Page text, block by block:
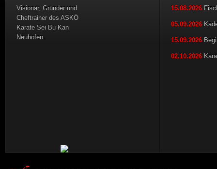
Visionär, Gründer und
Cheftrainer des ASKÖ
Karate Sei Bu Kan
Neuhofen.
15.08.2026
05.09.2026
15.09.2026
02.10.2026